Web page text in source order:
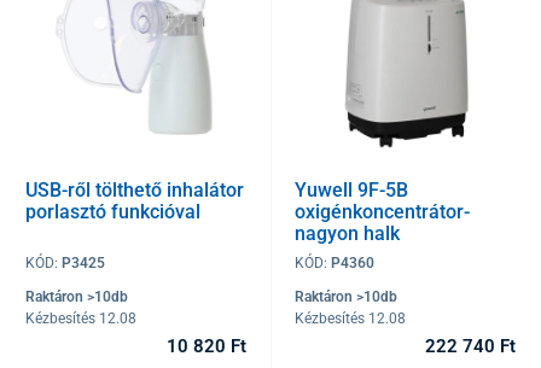
USB-ről tölthető inhalátor
porlasztó funkcióval
KÓD: P3425
Raktáron >10db
Kézbesítés 12.08
10 820 Ft
Yuwell 9F-5B
oxigénkoncentrátor-
nagyon halk
KÓD:P4360
Raktáron >10db
Kézbesítés 12.08
222 740 Ft